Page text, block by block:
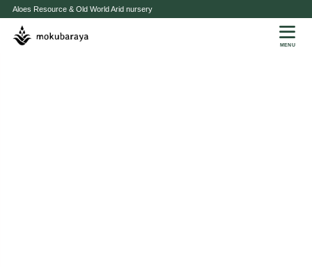
Aloes Resource & Old World Arid nursery
MENU